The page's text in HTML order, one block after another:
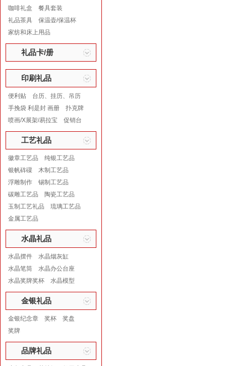
咖啡礼盒
餐具套装
礼品茶具
保温壶/保温杯
家纺和床上用品
礼品卡/册
印刷礼品
便利贴
台历、挂历、吊历
手挽袋 利是封 画册
扑克牌
喷画/X展架/易拉宝
促销台
工艺礼品
徽章工艺品
纯银工艺品
银帆砗磲
木制工艺品
浮雕制作
锡制工艺品
碳雕工艺品
陶瓷工艺品
玉制工艺礼品
琉璃工艺品
金属工艺品
水晶礼品
水晶摆件
水晶烟灰缸
水晶笔筒
水晶办公台座
水晶奖牌奖杯
水晶模型
金银礼品
金银纪念章 奖杯
奖盘
奖牌
品牌礼品